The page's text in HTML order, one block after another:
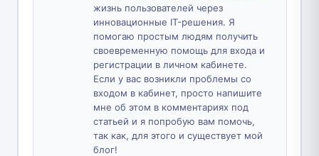
жизнь пользователей через
инновационные IT-решения. Я
помогаю простым людям получить
своевременную помощь для входа и
регистрации в личном кабинете.
Если у вас возникли проблемы со
входом в кабинет, просто напишите
мне об этом в комментариях под
статьей и я попробую вам помочь,
так как, для этого и существует мой
блог!